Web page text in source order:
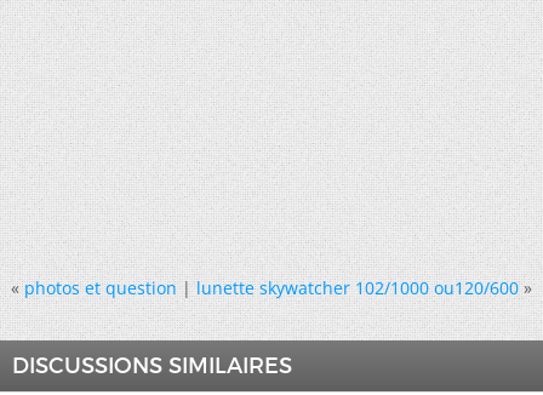
« photos et question|lunette skywatcher 102/1000 ou120/600 »
DISCUSSIONS SIMILAIRES